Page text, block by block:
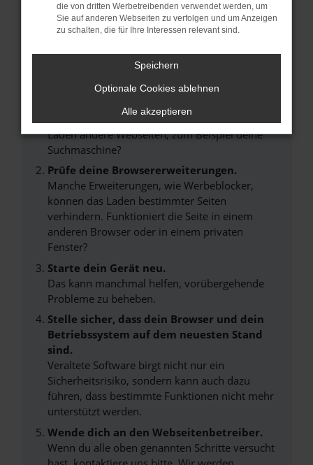
Fehler: Network Error
Beim Laden ist ein Fehler aufgetreten.
Internetverbindung.
Laden andere Webseiten, zum Beispiel deine
Suchmaschine?
Prüfe deine Browsererweiterungen.
Manche Erweiterungen, wie Werbeblocker,
können das Laden bestimmter Seiten
verhindern. Funktioniert die Seite in einem
anderen Browser oder in einem privaten
Fenster?
Starte dein Gerät neu.
Das kann manchmal helfen, vorübergehende
Probleme zu beheben.
Stelle sicher, dass dein Browser und dein
Betriebssystem auf dem neuesten Stand
sind.
Veraltete Software birgt nicht nur ein
Sicherheitsrisiko, sondern kann auch dazu
führen, dass bestimmte Funktionen nicht mehr
unterstützt werden.
Wende dich an den Webseitenbetreiber.
Wenn du alle oben genannten Schritte versucht
die von dritten Werbetreibenden verwendet werden, um
Sie auf anderen Webseiten zu verfolgen und um Anzeigen
zu schalten, die für Ihre Interessen relevant sind.
Speichern
Optionale Cookies ablehnen
Alle akzeptieren